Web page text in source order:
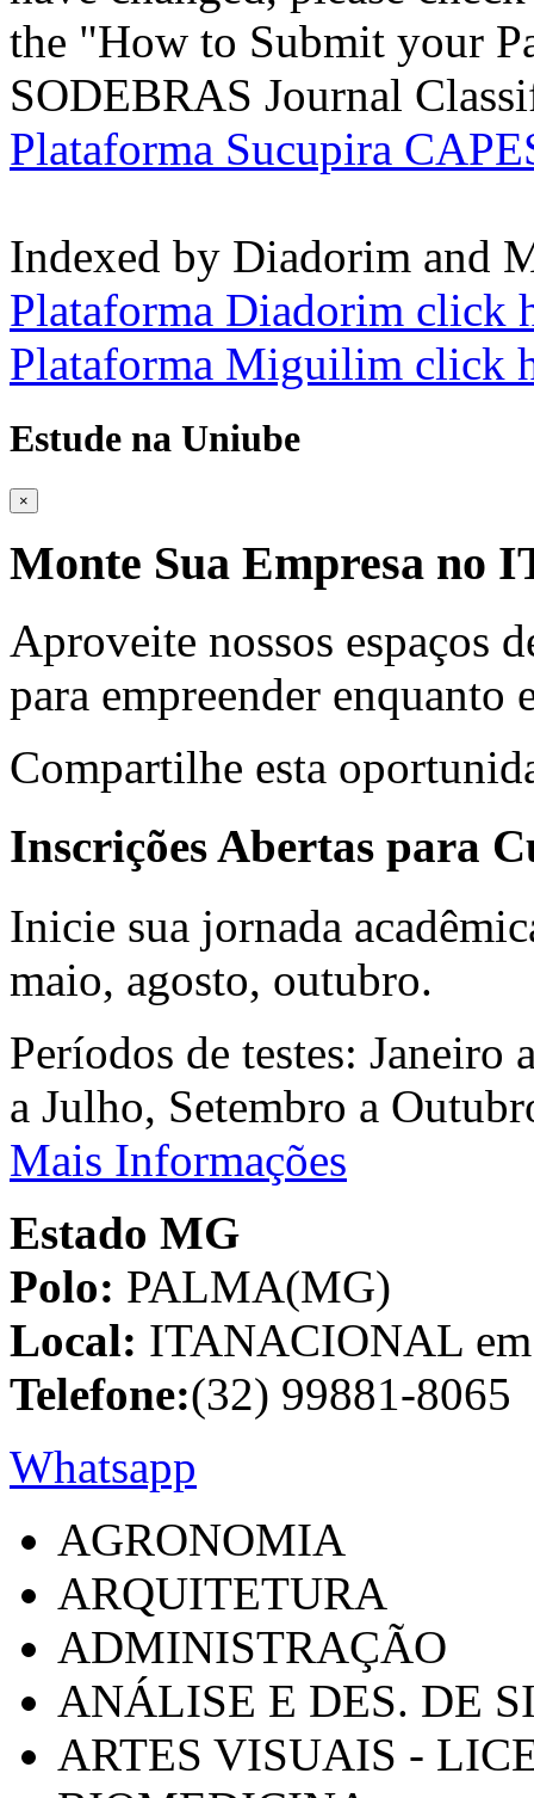
the "How to Submit your
SODEBRAS Journal
Plataforma Sucupira
Indexed by Diadorim and
Plataforma Diadorim click
Plataforma Miguilim click
Estude na Uniube
×
Monte Sua Empresa no
Aproveite nossos espaços
para empreender enquanto
Compartilhe esta
Inscrições Abertas para
Inicie sua jornada
maio, agosto, outubro.
Períodos de testes:
a Julho, Setembro a
Mais Informações
Estado MG
Polo: PALMA(MG)
Local: ITANACIONAL
Telefone:(32) 99881-8065
Whatsapp
AGRONOMIA
ARQUITETURA
ADMINISTRAÇÃO
ANÁLISE E DES. DE
ARTES VISUAIS -